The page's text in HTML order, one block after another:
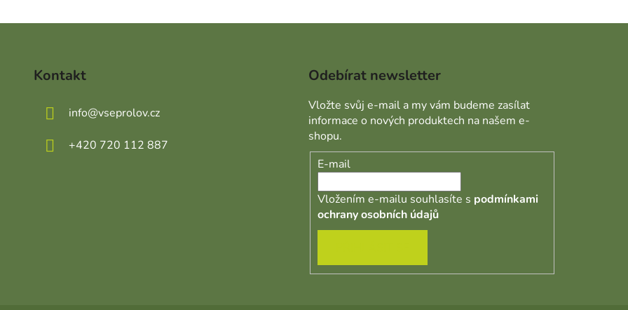
Kontakt
info@vseprolov.cz
+420 720 112 887
Odebírat newsletter
Vložte svůj e-mail a my vám budeme zasílat
informace o nových produktech na našem e-
shopu.
E-mail
Vložením e-mailu souhlasíte s podmínkami
ochrany osobních údajů